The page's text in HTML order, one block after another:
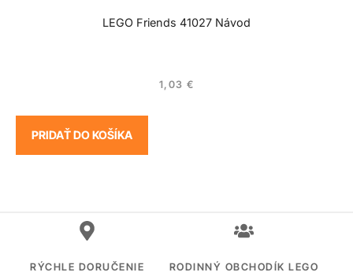
LEGO Friends 41027 Návod
1,03 €
PRIDAŤ DO KOŠÍKA
RÝCHLE DORUČENIE RODINNÝ OBCHODÍK LEGO